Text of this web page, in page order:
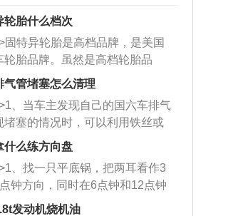
轮胎什么档次
固特异轮胎是高档品牌，是美国
轮胎品牌。虽然是高档轮胎品
是中高低端的轮胎都有生产，这
了更好的开拓市场。
气管堵塞怎么清理
、当车主发现自己的国六车排气
堵塞的情况时，可以利用铁丝或
棍，直接将杂物给取出来，如果
况比较严重，也可以采取应急措
、直接利用木棍将所有的
到排气管里面的位置处，然后将
化器拆解开，就可以将堵塞的东
什么练方向盘
、找一只平底锅，把两耳看作3
钟方向，同时在6点钟和12点钟
一个标记。 <&list>2、双手握住
发动机烧机油